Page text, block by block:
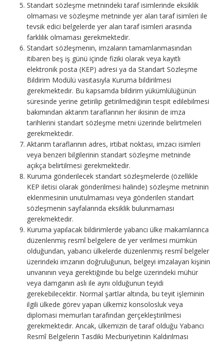
Standart sözleşme metnindeki taraf isimlerinde eksiklik
olmaması ve sözleşme metninde yer alan taraf isimleri ile
tevsik edici belgelerde yer alan taraf isimleri arasında
farklılık olmaması gerekmektedir.
Standart sözleşmenin, imzaların tamamlanmasından
itibaren beş iş günü içinde fiziki olarak veya kayıtlı
elektronik posta (KEP) adresi ya da Standart Sözleşme
Bildirim Modülü vasıtasıyla Kuruma bildirilmesi
gerekmektedir. Bu kapsamda bildirim yükümlülüğünün
süresinde yerine getirilip getirilmediğinin tespit edilebilmesi
bakımından aktarım taraflarının her ikisinin de imza
tarihlerini standart sözleşme metni üzerinde belirtmeleri
gerekmektedir.
Aktarım taraflarının adres, irtibat noktası, imzacı isimleri
veya benzeri bilgilerinin standart sözleşme metninde
açıkça belirtilmesi gerekmektedir.
Kuruma gönderilecek standart sözleşmelerde (özellikle
KEP iletisi olarak gönderilmesi halinde) sözleşme metninin
eklenmesinin unutulmaması veya gönderilen standart
sözleşmenin sayfalarında eksiklik bulunmaması
gerekmektedir.
Kuruma yapılacak bildirimlerde yabancı ülke makamlarınca
düzenlenmiş resmî belgelere de yer verilmesi mümkün
olduğundan, yabancı ülkelerde düzenlenmiş resmî belgeler
üzerindeki imzanın doğruluğunun, belgeyi imzalayan kişinin
unvanının veya gerektiğinde bu belge üzerindeki mühür
veya damganın aslı ile aynı olduğunun teyidi
gerekebilecektir. Normal şartlar altında, bu teyit işleminin
ilgili ülkede görev yapan ülkemiz konsolosluk veya
diplomasi memurları tarafından gerçekleştirilmesi
gerekmektedir. Ancak, ülkemizin de taraf olduğu Yabancı
Resmî Belgelerin Tasdiki Mecburiyetinin Kaldırılması